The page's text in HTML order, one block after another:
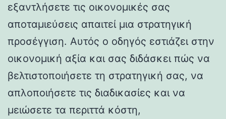
εξαντλήσετε τις οικονομικές σας
αποταμιεύσεις απαιτεί μια στρατηγική
προσέγγιση. Αυτός ο οδηγός εστιάζει στην
οικονομική αξία και σας διδάσκει πώς να
βελτιστοποιήσετε τη στρατηγική σας, να
απλοποιήσετε τις διαδικασίες και να
μειώσετε τα περιττά κόστη,